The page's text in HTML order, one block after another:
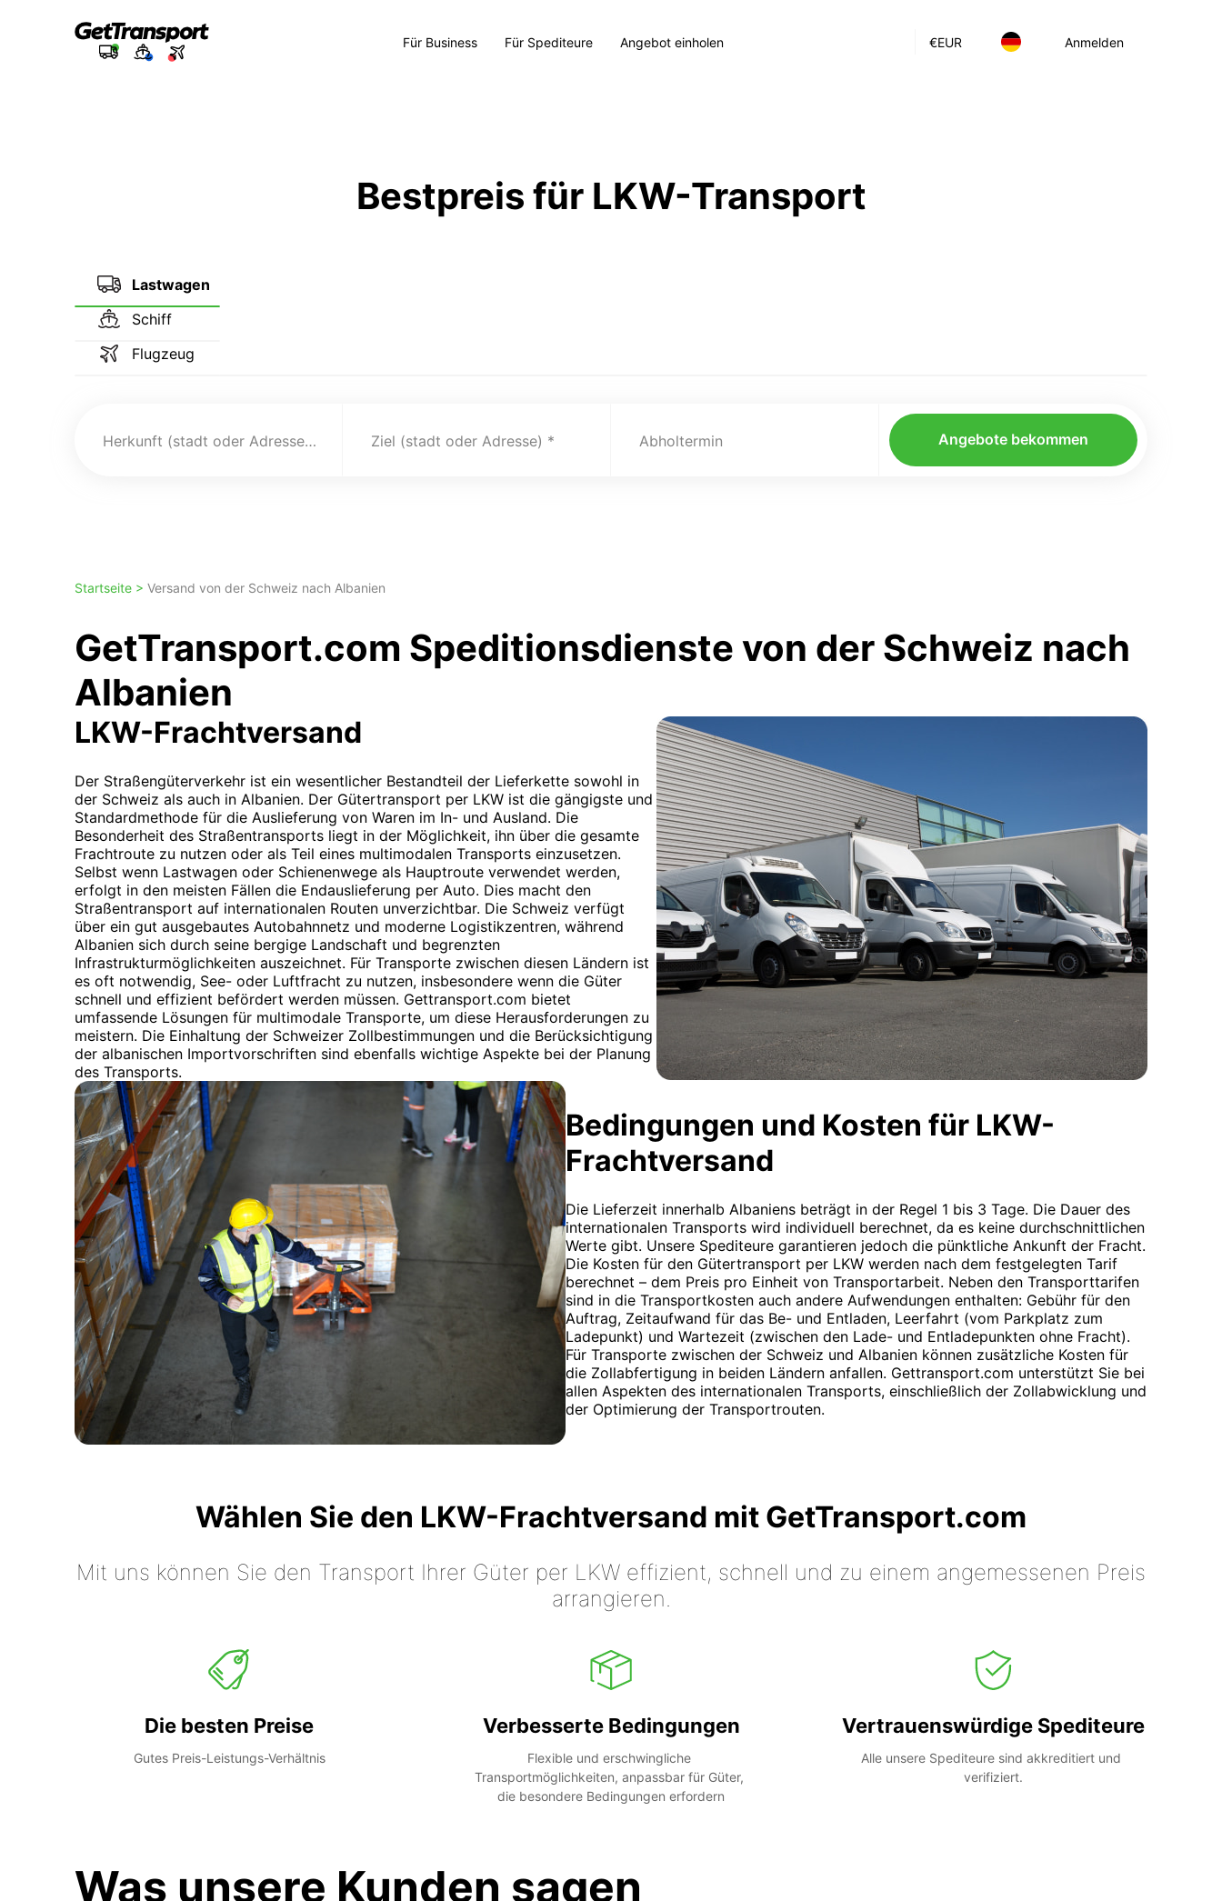
€EUR Anmelden
Für Business Für Spediteure Angebot einholen
Bestpreis für LKW-Transport
Lastwagen
Schiff
Flugzeug
Herkunft (stadt oder Adresse) Ziel (stadt oder Adresse) Abholtermin Angebote bekommen
Startseite > Versand von der Schweiz nach Albanien
GetTransport.com Speditionsdienste von der Schweiz nach
Albanien
LKW-Frachtversand
Der Straßengüterverkehr ist ein wesentlicher Bestandteil der Lieferkette sowohl in
der Schweiz als auch in Albanien. Der Gütertransport per LKW ist die gängigste und
Standardmethode für die Auslieferung von Waren im In- und Ausland. Die
Besonderheit des Straßentransports liegt in der Möglichkeit, ihn über die gesamte
Frachtroute zu nutzen oder als Teil eines multimodalen Transports einzusetzen.
Selbst wenn Lastwagen oder Schienenwege als Hauptroute verwendet werden,
erfolgt in den meisten Fällen die Endauslieferung per Auto. Dies macht den
Straßentransport auf internationalen Routen unverzichtbar. Die Schweiz verfügt
über ein gut ausgebautes Autobahnnetz und moderne Logistikzentren, während
Albanien sich durch seine bergige Landschaft und begrenzten
Infrastrukturmöglichkeiten auszeichnet. Für Transporte zwischen diesen Ländern ist
es oft notwendig, See- oder Luftfracht zu nutzen, insbesondere wenn die Güter
schnell und effizient befördert werden müssen. Gettransport.com bietet
umfassende Lösungen für multimodale Transporte, um diese Herausforderungen zu
meistern. Die Einhaltung der Schweizer Zollbestimmungen und die Berücksichtigung
der albanischen Importvorschriften sind ebenfalls wichtige Aspekte bei der Planung
des Transports.
Bedingungen und Kosten für LKW-
Frachtversand
Die Lieferzeit innerhalb Albaniens beträgt in der Regel 1 bis 3 Tage. Die Dauer des
internationalen Transports wird individuell berechnet, da es keine durchschnittlichen
Werte gibt. Unsere Spediteure garantieren jedoch die pünktliche Ankunft der Fracht.
Die Kosten für den Gütertransport per LKW werden nach dem festgelegten Tarif
berechnet – dem Preis pro Einheit von Transportarbeit. Neben den Transporttarifen
sind in die Transportkosten auch andere Aufwendungen enthalten: Gebühr für den
Auftrag, Zeitaufwand für das Be- und Entladen, Leerfahrt (vom Parkplatz zum
Ladepunkt) und Wartezeit (zwischen den Lade- und Entladepunkten ohne Fracht).
Für Transporte zwischen der Schweiz und Albanien können zusätzliche Kosten für
die Zollabfertigung in beiden Ländern anfallen. Gettransport.com unterstützt Sie bei
allen Aspekten des internationalen Transports, einschließlich der Zollabwicklung und
der Optimierung der Transportrouten.
Wählen Sie den LKW-Frachtversand mit GetTransport.com
Mit uns können Sie den Transport Ihrer Güter per LKW effizient, schnell und zu einem angemessenen Preis
arrangieren.
Die besten Preise
Gutes Preis-Leistungs-Verhältnis
Verbesserte Bedingungen
Flexible und erschwingliche
Transportmöglichkeiten, anpassbar für Güter,
die besondere Bedingungen erfordern
Vertrauenswürdige Spediteure
Alle unsere Spediteure sind akkreditiert und
verifiziert.
Was unsere Kunden sagen